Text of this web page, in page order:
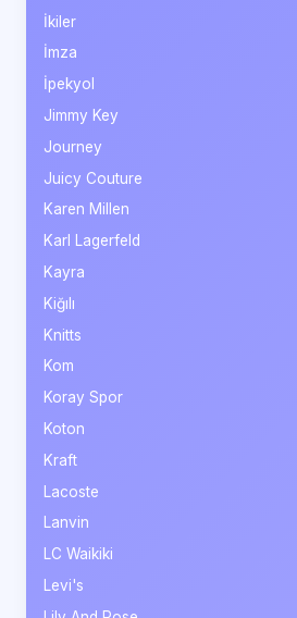
İkiler
İmza
İpekyol
Jimmy Key
Journey
Juicy Couture
Karen Millen
Karl Lagerfeld
Kayra
Kiğılı
Knitts
Kom
Koray Spor
Koton
Kraft
Lacoste
Lanvin
LC Waikiki
Levi's